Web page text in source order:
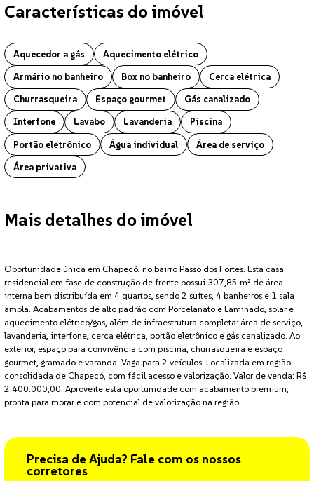
Casa localizado no bairro Passo dos Fortes em Chapecó. O imóvel
Características do imóvel
Aquecedor a gás
Aquecimento elétrico
Armário no banheiro
Box no banheiro
Cerca elétrica
Churrasqueira
Espaço gourmet
Gás canalizado
Interfone
Lavabo Lavanderia
Piscina
Portão eletrônico
Água individual
Área de serviço
Área privativa
Mais detalhes do imóvel
Oportunidade única em Chapecó, no bairro Passo dos Fortes. Esta casa
residencial em fase de construção de frente possui 307,85 m² de área
interna bem distribuída em 4 quartos, sendo 2 suítes, 4 banheiros e 1 sala
ampla. Acabamentos de alto padrão com Porcelanato e Laminado, solar e
aquecimento elétrico/gas, além de infraestrutura completa: área de serviço,
lavanderia, interfone, cerca elétrica, portão eletrônico e gás canalizado. Ao
exterior, espaço para convivência com piscina, churrasqueira e espaço
gourmet, gramado e varanda. Vaga para 2 veículos. Localizada em região
consolidada de Chapecó, com fácil acesso e valorização. Valor de venda: R$
2.400.000,00. Aproveite esta oportunidade com acabamento premium,
pronta para morar e com potencial de valorização na região.
Precisa de Ajuda? Fale com os nossos
corretores